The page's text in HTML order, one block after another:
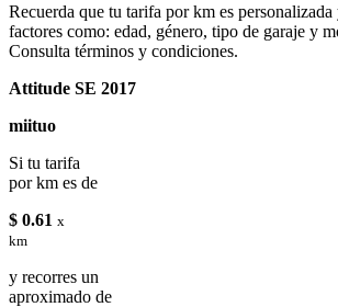
Recuerda que tu tarifa por km es personalizada
factores como: edad, género, tipo de garaje y
Consulta términos y condiciones.
Attitude SE 2017
miituo
Si tu tarifa
por km es de
$ 0.61 x
km
y recorres un
aproximado de